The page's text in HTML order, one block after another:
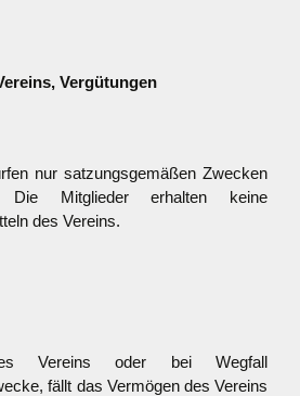
Vergütungen
nur satzungsgemäßen Zwecken
Die Mitglieder erhalten keine
des Vereins.
Vereins oder bei Wegfall
fällt das Vermögen des Vereins